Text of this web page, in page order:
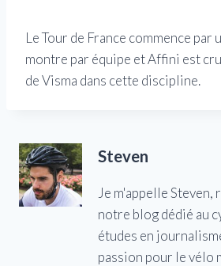
Le Tour de France commence par
montre par équipe et Affini est
de Visma dans cette discipline.
Steven
Je m'appelle Steven,
notre blog dédié au
études en
passion pour le vélo